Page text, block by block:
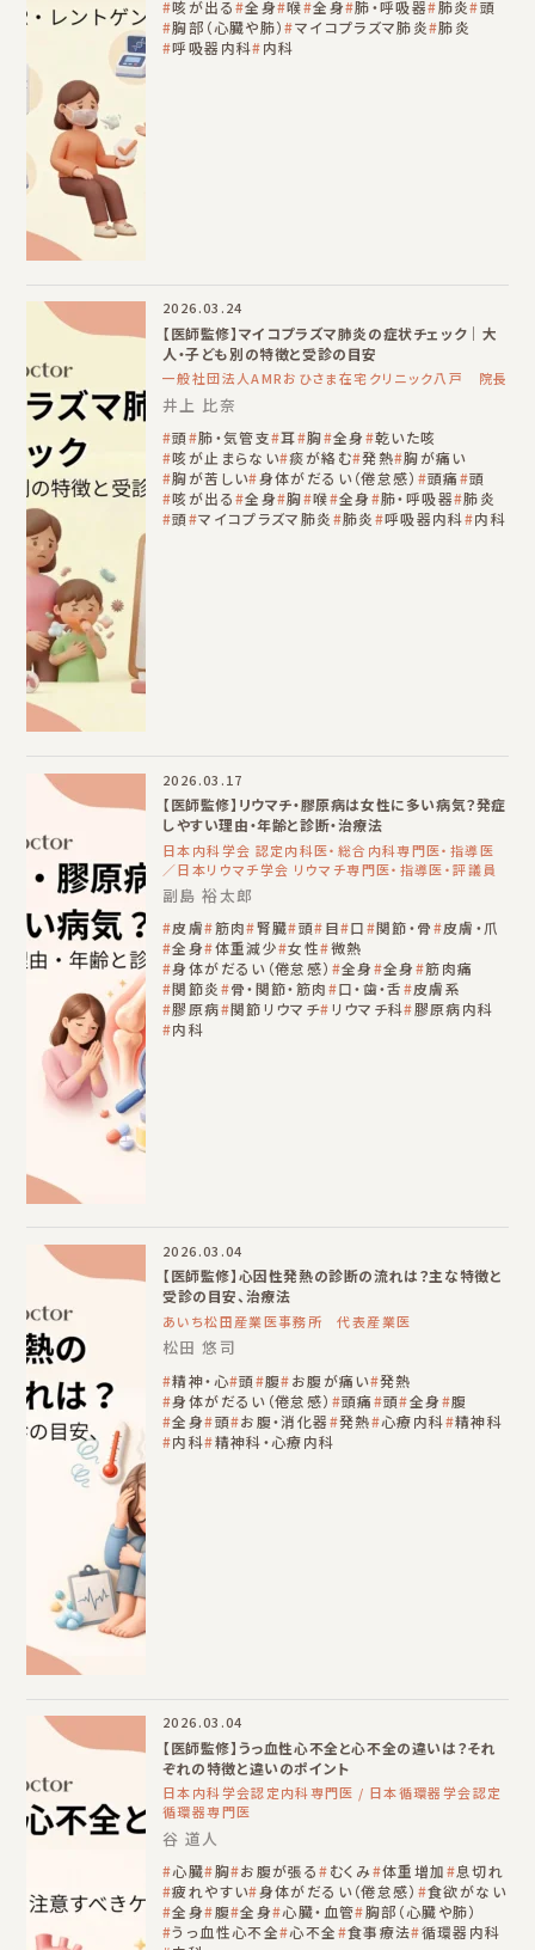
咳が出る
全身 喉 全身 肺・呼吸器 肺炎 頭
胸部（心臓や肺） マイコプラズマ肺炎 肺炎
呼吸器内科 内科
2026.03.24
【医師監修】マイコプラズマ肺炎の症状チェック｜大
人・子ども別の特徴と受診の目安
一般社団法人AMRおひさま在宅クリニック八戸 院長
井上 比奈
頭 肺・気管支 耳 胸 全身
乾いた咳
咳が止まらない 痰が絡む 発熱 胸が痛い
胸が苦しい 身体がだるい（倦怠感） 頭痛
頭
咳が出る
全身 胸 喉 全身 肺・呼吸器
肺炎
頭
マイコプラズマ肺炎 肺炎 呼吸器内科 内科
2026.03.17
【医師監修】リウマチ・膠原病は女性に多い病気？発症
しやすい理由・年齢と診断・治療法
日本内科学会 認定内科医・総合内科専門医・指導医
／日本リウマチ学会 リウマチ専門医・指導医・評議員
副島 裕太郎
皮膚 筋肉 腎臓 頭 目 口 関節・骨
皮膚・爪
全身 体重減少 女性 微熱
身体がだるい（倦怠感）
全身 全身
筋肉痛
関節炎
骨・関節・筋肉 口・歯・舌
皮膚系
膠原病 関節リウマチ リウマチ科 膠原病内科
内科
2026.03.04
【医師監修】心因性発熱の診断の流れは？主な特徴と
受診の目安、治療法
あいち松田産業医事務所 代表産業医
松田 悠司
精神・心 頭 腹 お腹が痛い 発熱
身体がだるい（倦怠感）
頭痛 頭 全身
腹
全身 頭 お腹・消化器 発熱 心療内科 精神科
内科 精神科・心療内科
2026.03.04
【医師監修】うっ血性心不全と心不全の違いは？それ
ぞれの特徴と違いのポイント
日本内科学会認定内科専門医 / 日本循環器学会認定
循環器専門医
谷 道人
心臓 胸 お腹が張る むくみ 体重増加
息切れ
疲れやすい 身体がだるい（倦怠感）
食欲がない
全身 腹 全身 心臓・血管 胸部（心臓や肺）
うっ血性心不全 心不全 食事療法 循環器内科